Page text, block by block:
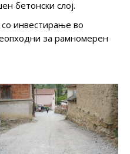
бетонски слој.
инвестирање во
за рамномерен